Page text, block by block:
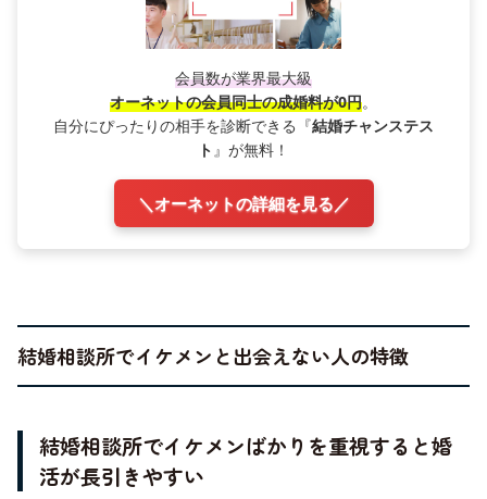
会員数が業界最大級
オーネットの会員同士の成婚料が0円。
自分にぴったりの相手を診断できる『結婚チャンステス
ト 』が無料！
＼オーネットの詳細を見る／
結婚相談所でイケメンと出会えない人の特徴
結婚相談所でイケメンばかりを重視すると婚
活が長引きやすい